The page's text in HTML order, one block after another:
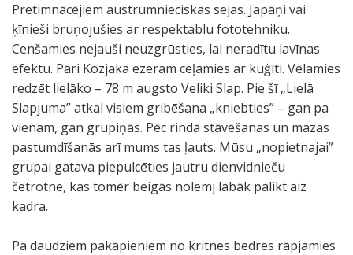
Pretimnācējiem austrumnieciskas sejas. Japāņi vai
ķīnieši bruņojušies ar respektablu fototehniku.
Cenšamies nejauši neuzgrūsties, lai neradītu lavīnas
efektu. Pāri Kozjaka ezeram ceļamies ar kuģīti. Vēlamies
redzēt lielāko – 78 m augsto Veliki Slap. Pie šī „Lielā
Slapjuma” atkal visiem gribēšana „kniebties” – gan pa
vienam, gan grupiņās. Pēc rindā stāvēšanas un mazas
pastumdīšanās arī mums tas ļauts. Mūsu „nopietnajai”
grupai gatava piepulcēties jautru dienvidnieču
četrotne, kas tomēr beigās nolemj labāk palikt aiz
kadra.
Pa daudziem pakāpieniem no kritnes bedres rāpjamies